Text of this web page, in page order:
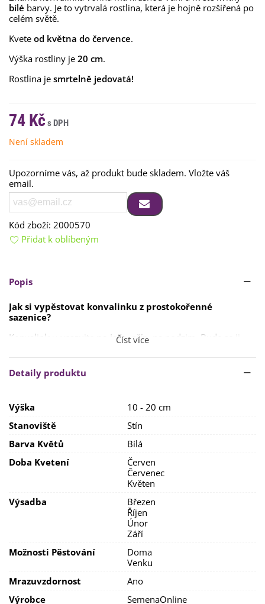
bílé barvy. Je to vytrvalá rostlina, která je hojně rozšířená po
celém světě.
Kvete od května do července.
Výška rostliny je 20 cm.
Rostlina je smrtelně jedovatá!
74 Kč
Není skladem
Upozorníme vás, až produkt bude skladem. Vložte váš
email.
Kód zboží: 2000570
Přidat k oblíbeným
Popis
Jak si vypěstovat konvalinku z prostokořenné
sazenice?
Konvalinky vysazujte
na jaře, příp. na podzim. Bude se ji
Před samotnou výsadbou je třeba půdu
skompostem.
vysadíte.
Vysazujeme do
hloubky 2–3 cm,
Číst více
Detaily produktu
Výška
10 - 20 cm
Stanoviště
Stín
Barva Květů
Bílá
Doba Kvetení
Červen
Červenec
Květen
Výsadba
Březen
Říjen
Únor
Září
Možnosti Pěstování
Doma
Venku
Mrazuvzdornost
Ano
Výrobce
SemenaOnline